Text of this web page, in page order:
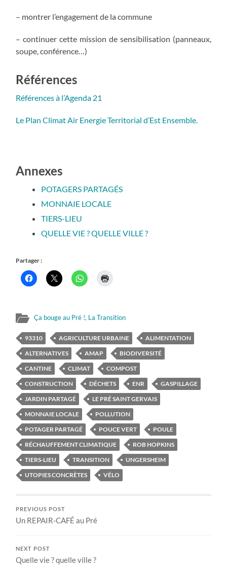
– montrer l’engagement de la commune
– continuer cette mission de sensibilisation (panneaux,
soupe, conférence…)
Références
Références à l’Agenda 21
Le Plan Climat Air Energie Territorial d’Est Ensemble.
Annexes
POTAGERS PARTAGÉS
MONNAIE LOCALE
TIERS-LIEU
QUELLE VIE ? QUELLE VILLE ?
Partager :
Ça bouge au Pré !, La Transition
93310 AGRICULTURE URBAINE
ALIMENTATION
ALTERNATIVES
AMAP
BIODIVERSITÉ
CANTINE
CLIMAT
COMPOST
CONSTRUCTION
DÉCHETS ENR
GASPILLAGE
JARDIN PARTAGÉ
LE PRÉ SAINT GERVAIS
MONNAIE LOCALE
POLLUTION
POTAGER PARTAGÉ
POUCE VERT
POULE
RÉCHAUFFEMENT CLIMATIQUE
ROB HOPKINS
TIERS-LIEU
TRANSITION
UNGERSHEIM
UTOPIES CONCRÈTES
VÉLO
PREVIOUS POST
Un REPAIR-CAFÉ au Pré
NEXT POST
Quelle vie ? quelle ville ?